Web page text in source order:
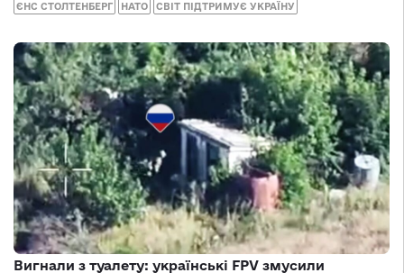
ЄНС СТОЛТЕНБЕРГ НАТО СВІТ ПІДТРИМУЄ УКРАЇНУ
Вигнали з туалету: українські FPV змусили